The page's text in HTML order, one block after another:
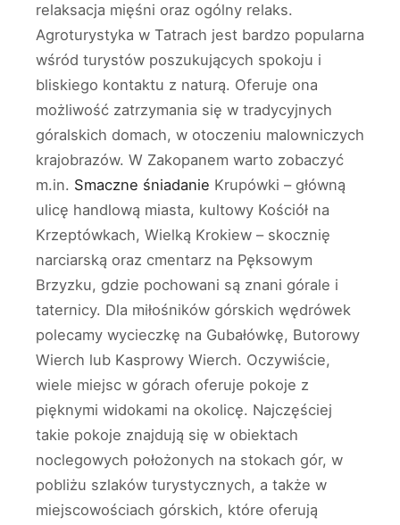
relaksacja mięśni oraz ogólny relaks.
Agroturystyka w Tatrach jest bardzo popularna
wśród turystów poszukujących spokoju i
bliskiego kontaktu z naturą. Oferuje ona
możliwość zatrzymania się w tradycyjnych
góralskich domach, w otoczeniu malowniczych
krajobrazów. W Zakopanem warto zobaczyć
m.in. Smaczne śniadanie Krupówki – główną
ulicę handlową miasta, kultowy Kościół na
Krzeptówkach, Wielką Krokiew – skocznię
narciarską oraz cmentarz na Pęksowym
Brzyzku, gdzie pochowani są znani górale i
taternicy. Dla miłośników górskich wędrówek
polecamy wycieczkę na Gubałówkę, Butorowy
Wierch lub Kasprowy Wierch. Oczywiście,
wiele miejsc w górach oferuje pokoje z
pięknymi widokami na okolicę. Najczęściej
takie pokoje znajdują się w obiektach
noclegowych położonych na stokach gór, w
pobliżu szlaków turystycznych, a także w
miejscowościach górskich, które oferują